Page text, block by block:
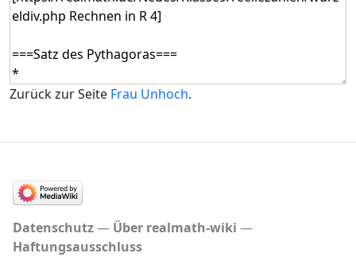
Zurück zur Seite Frau Unhoch.
Datenschutz
Über realmath-wiki
Haftungsausschluss